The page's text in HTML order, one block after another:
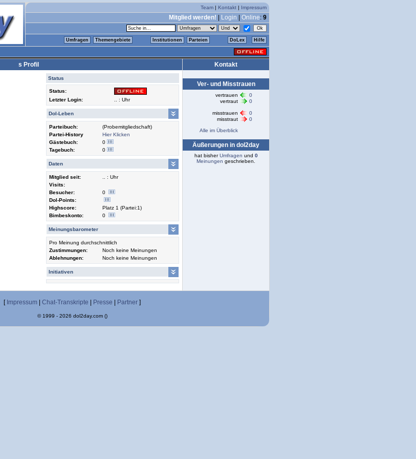
Team | Kontakt | Impressum
Mitglied werden! Login Online: 9
Umfragen Themengebiete Institutionen Parteien DoLex Hilfe
s Profil
Status
Status:
Letzter Login:
.. : Uhr
Dol-Leben
Parteibuch:
(Probemitgliedschaft)
Partei-History
Hier Klicken
Gästebuch:
0
Tagebuch:
0
Daten
Mitglied seit:
.. : Uhr
Visits:
Besucher:
0
Dol-Points:
Highscore:
Platz 1 (Partei:1)
Bimbeskonto:
0
Meinungsbarometer
Pro Meinung durchschnittlich
Zustimmungen:
Noch keine Meinungen
Ablehnungen:
Noch keine Meinungen
Initiativen
Kontakt
Ver- und Misstrauen
vertrauen
0
vertraut
0
misstrauen
0
misstraut
0
Alle im Überblick
Äußerungen in dol2day
hat bisherUmfragen und 0
Meinungen geschrieben.
[ Impressum Chat-Transkripte Presse Partner ]
© 1999 - 2026 dol2day.com ()